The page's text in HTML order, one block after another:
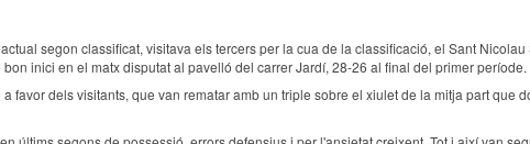
segon classificat, visitava els tercers per la cua de la classificació, el Sant
inici en el matx disputat al pavelló del carrer Jardí, 28-26 al final del primer període.
dels visitants, que van rematar amb un triple sobre el xiulet de la mitja part que